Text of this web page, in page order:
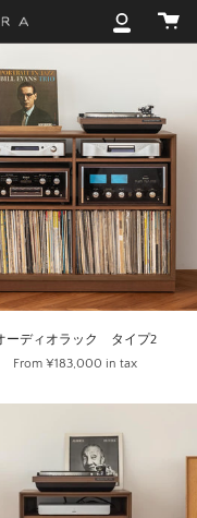
マ
ウ
ン
ト
カ
ー
ーディオラック タイプ2
From ¥183,000 in tax